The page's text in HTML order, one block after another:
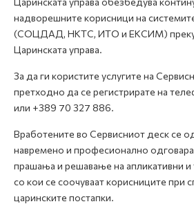
Бизнис заедница
Е-Царина
Медиа центар
надворешните корисници на
(СОЦДАД, НКТС, ИТО и ЕКСИМ) преку
Царинската управа.
За да ги користите услугите на
претходно да се регистрирате на
или +389 70 327 886.
Вработените во Сервисниот деск се
навремено и професионално
прашања и решавање на апликативни
со кои се соочуваат корисниците при
царинските постапки.